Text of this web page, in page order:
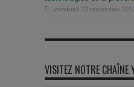
vendredi 22 novembre
VISITEZ NOTRE CHAÎNE